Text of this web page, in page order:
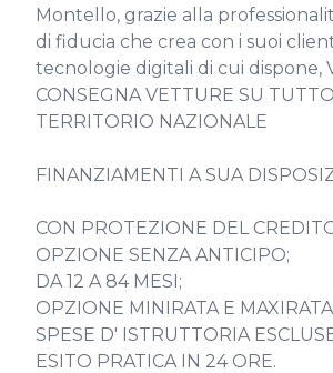
Montello, grazie alla
di fiducia che crea con i suoi
tecnologie digitali di cui dispone,
CONSEGNA VETTURE SU
TERRITORIO NAZIONALE
FINANZIAMENTI A SUA
CON PROTEZIONE DEL
OPZIONE SENZA ANTICIPO;
DA 12 A 84 MESI;
OPZIONE MINIRATA E
SPESE D' ISTRUTTORIA
ESITO PRATICA IN 24 ORE.